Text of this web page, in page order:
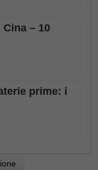
– 10
prime: i